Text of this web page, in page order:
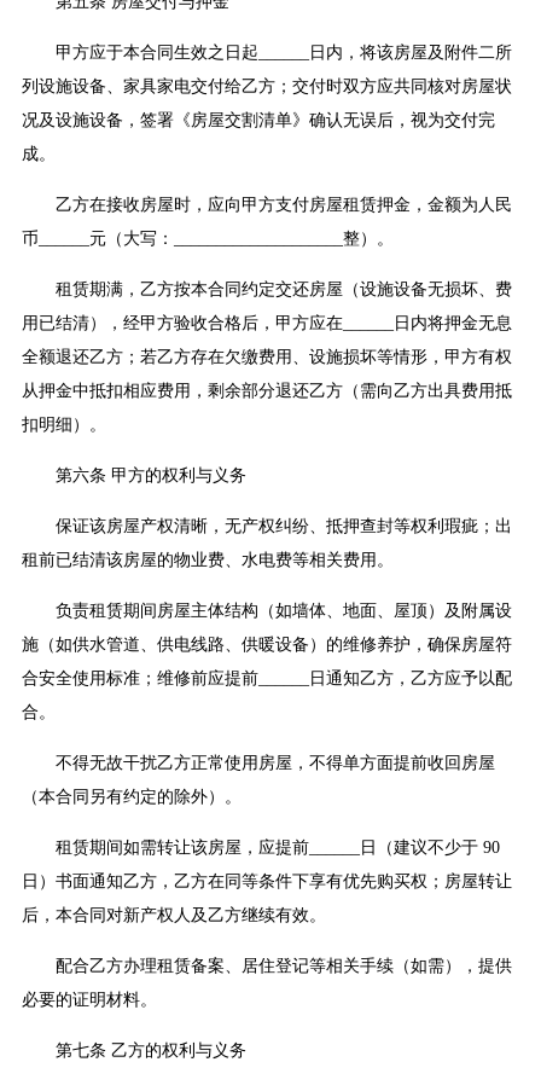
甲方应于本合同生效之日起______日内，将该房屋及附件二所
列设施设备、家具家电交付给乙方；交付时双方应共同核对房屋状
况及设施设备，签署《房屋交割清单》确认无误后，视为交付完
成。
乙方在接收房屋时，应向甲方支付房屋租赁押金，金额为人民
币______元（大写：____________________整）。
租赁期满，乙方按本合同约定交还房屋（设施设备无损坏、费
用已结清），经甲方验收合格后，甲方应在______日内将押金无息
全额退还乙方；若乙方存在欠缴费用、设施损坏等情形，甲方有权
从押金中抵扣相应费用，剩余部分退还乙方（需向乙方出具费用抵
扣明细）。
第六条 甲方的权利与义务
保证该房屋产权清晰，无产权纠纷、抵押查封等权利瑕疵；出
租前已结清该房屋的物业费、水电费等相关费用。
负责租赁期间房屋主体结构（如墙体、地面、屋顶）及附属设
施（如供水管道、供电线路、供暖设备）的维修养护，确保房屋符
合安全使用标准；维修前应提前______日通知乙方，乙方应予以配
合。
不得无故干扰乙方正常使用房屋，不得单方面提前收回房屋
（本合同另有约定的除外）。
租赁期间如需转让该房屋，应提前______日（建议不少于 90
日）书面通知乙方，乙方在同等条件下享有优先购买权；房屋转让
后，本合同对新产权人及乙方继续有效。
配合乙方办理租赁备案、居住登记等相关手续（如需），提供
必要的证明材料。
第七条 乙方的权利与义务